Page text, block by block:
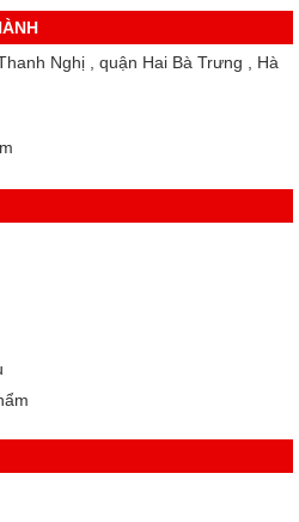
Nghị , quận Hai Bà Trưng , Hà